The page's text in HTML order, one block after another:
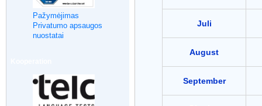
Pažymėjimas
Privatumo apsaugos
nuostatai
Juli
August
September